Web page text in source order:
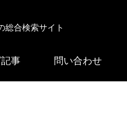
総合検索サイト
事 問い合わせ